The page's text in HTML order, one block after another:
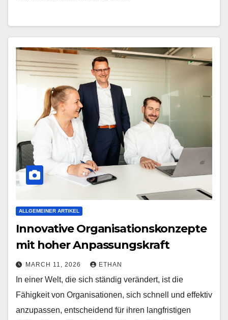
ALLGEMEINER ARTIKEL
Innovative Organisationskonzepte
mit hoher Anpassungskraft
MARCH 11, 2026 ETHAN
In einer Welt, die sich ständig verändert, ist die
Fähigkeit von Organisationen, sich schnell und effektiv
anzupassen, entscheidend für ihren langfristigen